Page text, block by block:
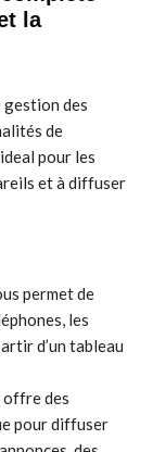
la
gestion des
de
pour les
et à diffuser
permet de
les
d’un tableau
offre des
pour diffuser